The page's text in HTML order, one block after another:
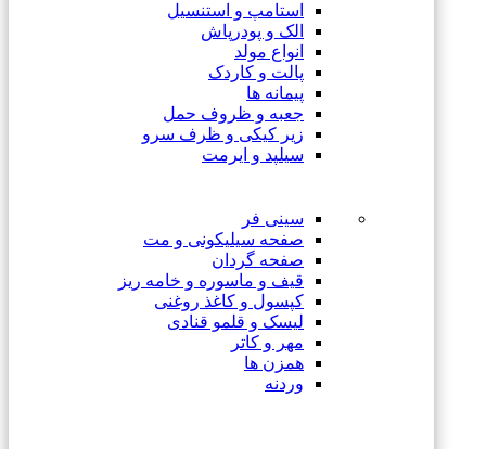
استامپ و استنسیل
الک و پودرپاش
انواع مولد
پالت و کاردک
پیمانه ها
جعبه و ظروف حمل
زیر کیکی و ظرف سرو
سیلپد و ایرمت
سینی فر
صفحه سیلیکونی و مت
صفحه گردان
قیف و ماسوره و خامه ریز
کپسول و کاغذ روغنی
لیسک و قلمو قنادی
مهر و کاتر
همزن ها
وردنه